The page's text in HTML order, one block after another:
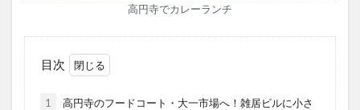
高円寺でカレーランチ
目次
1
高円寺のフードコート・大一市場へ！雑居ビルに小さ